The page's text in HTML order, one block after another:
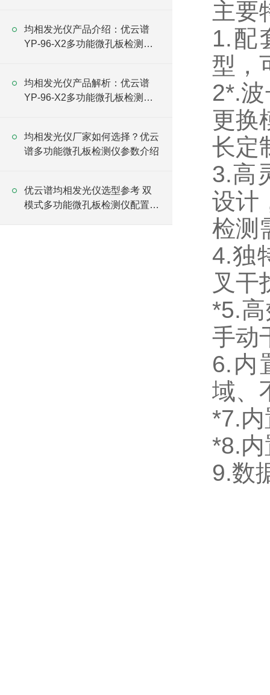
主要
1.配
型，
2*.
更换
长定
3.高
设计
检测
4.独
叉干
*5.
手动
6.内
域、
*7.
*8.
9.数
均相发光仪产品介绍：优云谱
YP-96-X2多功能微孔板检测仪
均相发光仪产品解析：优云谱
YP-96-X2多功能微孔板检测仪
均相发光仪厂家如何选择？优云
谱多功能微孔板检测仪参数介绍
优云谱均相发光仪选型参考 双
模式多功能微孔板检测仪配置全